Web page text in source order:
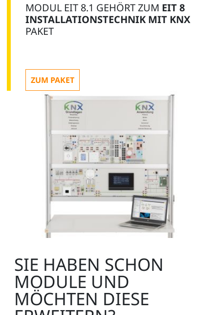
MODUL EIT 8.1 GEHÖRT ZUM EIT 8
INSTALLATIONSTECHNIK MIT KNX
PAKET
ZUM PAKET
SIE HABEN SCHON
MODULE UND
MÖCHTEN DIESE